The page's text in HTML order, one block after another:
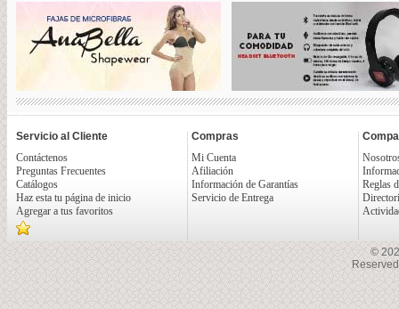
Servicio al Cliente
Contáctenos
Preguntas Frecuentes
Catálogos
Haz esta tu página de inicio
Agregar a tus favoritos
Compras
Mi Cuenta
Afiliación
Información de Garantías
Servicio de Entrega
Reglas
©